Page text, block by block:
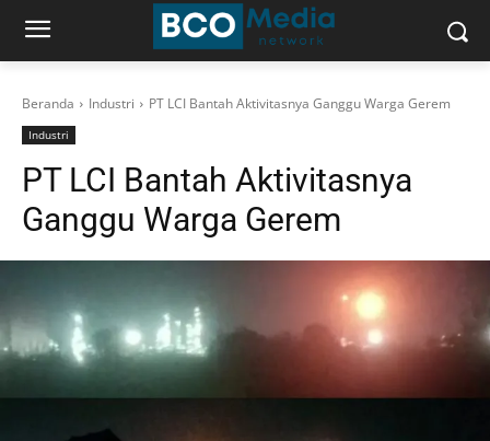
Beranda Industri PT LCI Bantah Aktivitasnya Ganggu Warga Gerem
Industri
PT LCI Bantah Aktivitasnya
Ganggu Warga Gerem